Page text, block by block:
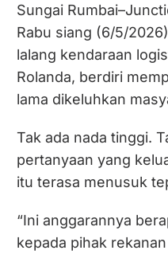
Sungai
Rabu siang (6/5/
lalang kendaraan
Rolanda, berdiri
lama dikeluhkan
Tak ada nada tinggi.
pertanyaan yang
itu terasa menusuk
“Ini anggarannya
kepada pihak